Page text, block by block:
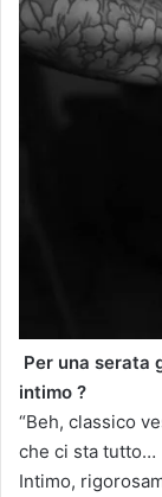
Per una serata
intimo ?
“Beh, classico
che ci sta tutto…
Intimo,